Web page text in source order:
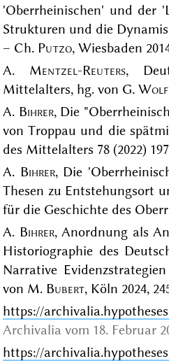
'Oberrheinischen' und der
Strukturen und die
– Ch. Putzo, Wiesbaden
A. Mentzel-Reuters,
Mittelalters, hg. von G. Wolf
A. Bihrer, Die
von Troppau und die
des Mittelalters 78 (2022)
A. Bihrer, Die
Thesen zu Entstehungsort
für die Geschichte des
A. Bihrer, Anordnung als
Historiographie des
Narrative
von M. Bubert, Köln 2024,
https://
Archivalia vom 18. Februar
https://